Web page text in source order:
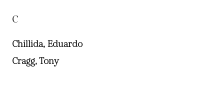
C
Chillida, Eduardo
Cragg, Tony